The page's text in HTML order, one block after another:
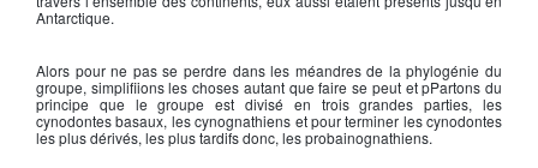
Antarctique.
Alors pour ne pas se perdre dans les méandres de la phylogénie du
groupe, simplifiions les choses autant que faire se peut et pPartons du
principe que le groupe est divisé en trois grandes parties, les
cynodontes basaux, les cynognathiens et pour terminer les cynodontes
les plus dérivés, les plus tardifs donc, les probainognathiens.